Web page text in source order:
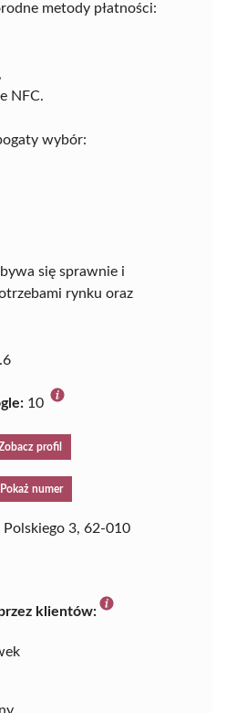
metody płatności:
NFC.
wybór:
się sprawnie i
rynku oraz
10
profil
Pokaż numer
Polskiego 3, 62-010
klientów: